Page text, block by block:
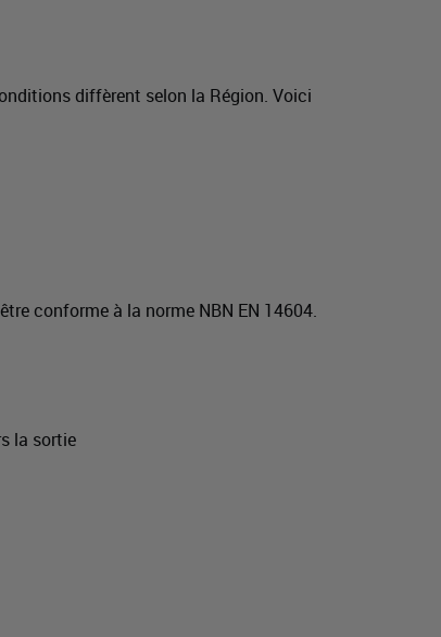
diffèrent selon la Région. Voici
conforme à la norme NBN EN 14604.
la sortie